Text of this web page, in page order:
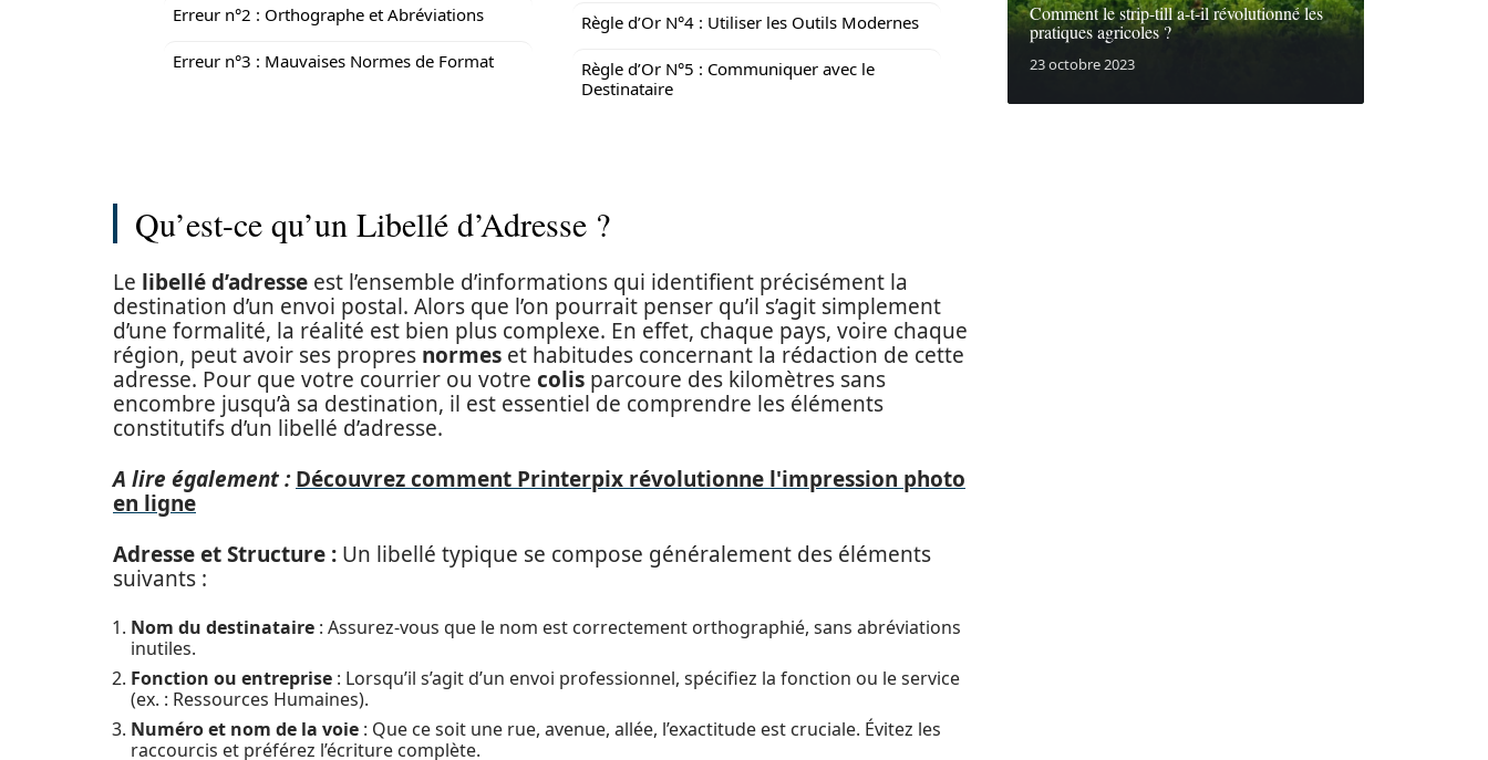
Erreur n°2 : Orthographe et Abréviations
Erreur n°3 : Mauvaises Normes de Format
Règle d’Or N°4 : Utiliser les Outils Modernes
Règle d’Or N°5 : Communiquer avec le
Destinataire
Qu’est-ce qu’un Libellé d’Adresse ?
Le libellé d’adresse est l’ensemble d’informations qui identifient précisément la
destination d’un envoi postal. Alors que l’on pourrait penser qu’il s’agit simplement
d’une formalité, la réalité est bien plus complexe. En effet, chaque pays, voire chaque
région, peut avoir ses propres normes et habitudes concernant la rédaction de cette
adresse. Pour que votre courrier ou votre colis parcoure des kilomètres sans
encombre jusqu’à sa destination, il est essentiel de comprendre les éléments
constitutifs d’un libellé d’adresse.
A lire également : Découvrez comment Printerpix révolutionne l'impression photo
en ligne
Adresse et Structure : Un libellé typique se compose généralement des éléments
suivants :
Nom du destinataire : Assurez-vous que le nom est correctement orthographié, sans abréviations
inutiles.
Fonction ou entreprise : Lorsqu’il s’agit d’un envoi professionnel, spécifiez la fonction ou le service
(ex. : Ressources Humaines).
Numéro et nom de la voie : Que ce soit une rue, avenue, allée, l’exactitude est cruciale. Évitez les
raccourcis et préférez l’écriture complète.
Comment le strip-till a-t-il révolutionné les
pratiques agricoles ?
23 octobre 2023